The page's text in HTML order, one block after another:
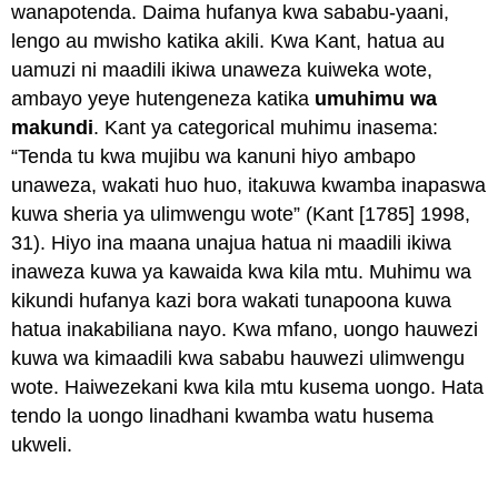
wanapotenda. Daima hufanya kwa sababu-yaani,
lengo au mwisho katika akili. Kwa Kant, hatua au
uamuzi ni maadili ikiwa unaweza kuiweka wote,
ambayo yeye hutengeneza katika umuhimu wa
makundi. Kant ya categorical muhimu inasema:
“Tenda tu kwa mujibu wa kanuni hiyo ambapo
unaweza, wakati huo huo, itakuwa kwamba inapaswa
kuwa sheria ya ulimwengu wote” (Kant [1785] 1998,
31). Hiyo ina maana unajua hatua ni maadili ikiwa
inaweza kuwa ya kawaida kwa kila mtu. Muhimu wa
kikundi hufanya kazi bora wakati tunapoona kuwa
hatua inakabiliana nayo. Kwa mfano, uongo hauwezi
kuwa wa kimaadili kwa sababu hauwezi ulimwengu
wote. Haiwezekani kwa kila mtu kusema uongo. Hata
tendo la uongo linadhani kwamba watu husema
ukweli.